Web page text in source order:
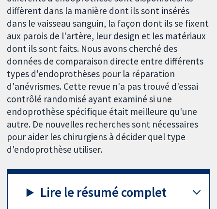
diffèrent dans la manière dont ils sont insérés
dans le vaisseau sanguin, la façon dont ils se fixent
aux parois de l'artère, leur design et les matériaux
dont ils sont faits. Nous avons cherché des
données de comparaison directe entre différents
types d'endoprothèses pour la réparation
d'anévrismes. Cette revue n'a pas trouvé d'essai
contrôlé randomisé ayant examiné si une
endoprothèse spécifique était meilleure qu'une
autre. De nouvelles recherches sont nécessaires
pour aider les chirurgiens à décider quel type
d'endoprothèse utiliser.
Lire le résumé complet